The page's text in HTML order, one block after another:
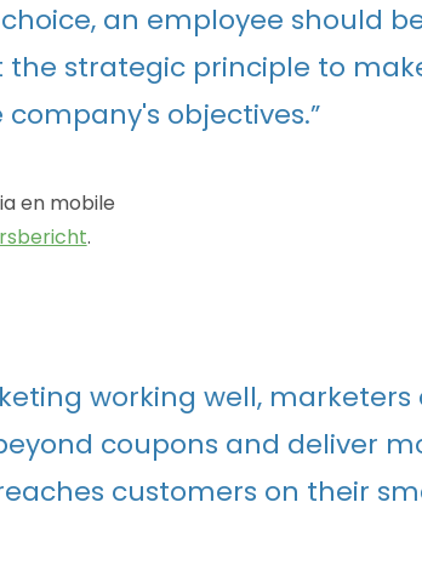
an employee should
strategic principle to
objectives.”
en mobile
.
working well, marketers
coupons and deliver
customers on their